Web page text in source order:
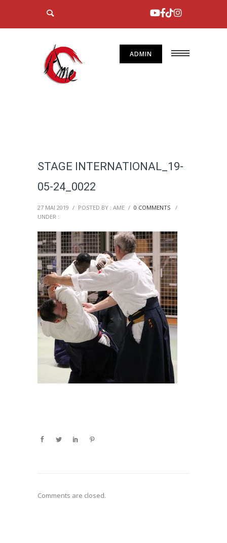
ADMIN
STAGE INTERNATIONAL_19-
05-24_0022
27 MAI 2019 / POSTED BY : AME / 0 COMMENTS
/
UNDER :
Comments are closed.